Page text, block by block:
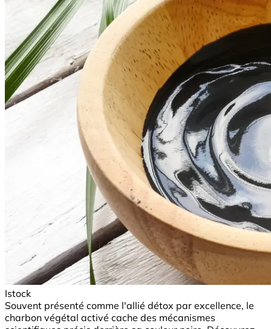
Istock
Souvent présenté comme l'allié détox par excellence, le
charbon végétal activé cache des mécanismes